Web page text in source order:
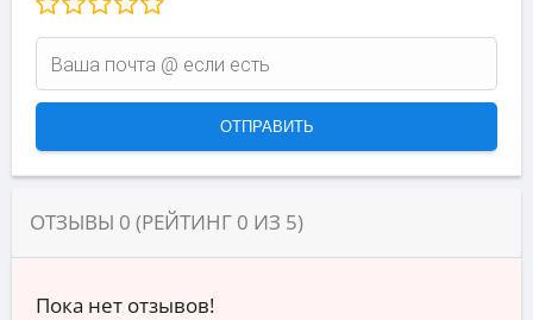
ОТЗЫВЫ 0 (РЕЙТИНГ 0 ИЗ 5)
Пока нет отзывов!